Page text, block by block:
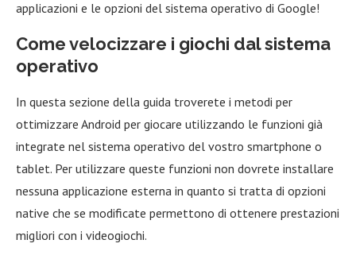
applicazioni e le opzioni del sistema operativo di Google!
Come velocizzare i giochi dal sistema
operativo
In questa sezione della guida troverete i metodi per
ottimizzare Android per giocare utilizzando le funzioni già
integrate nel sistema operativo del vostro smartphone o
tablet. Per utilizzare queste funzioni non dovrete installare
nessuna applicazione esterna in quanto si tratta di opzioni
native che se modificate permettono di ottenere prestazioni
migliori con i videogiochi.